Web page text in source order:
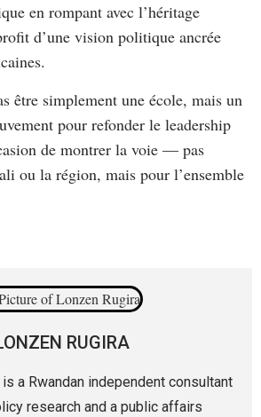
en rompant avec l’héritage
d’une vision politique ancrée
être simplement une école, mais un
pour refonder le leadership
de montrer la voie — pas
ou la région, mais pour l’ensemble
RUGIRA
is a Rwandan independent consultant
research and a public affairs